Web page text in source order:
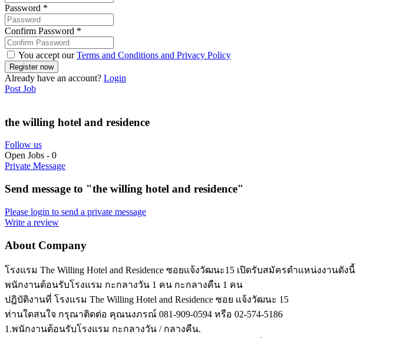
Password *
Confirm Password *
You accept ourTerms and Conditions and Privacy Policy
Already have an account? Login
Post Job
the willing hotel and residence
Follow us
Open Jobs - 0
Private Message
Send message to "the willing hotel and residence"
Please login to send a private message
Write a review
About Company
โรงแรม The Willing Hotel and Residence ซอยแจ้งวัฒนะ15 เปิดรับสมัครตำแหน่งงานดังนี้
พนักงานต้อนรับโรงแรม กะกลางวัน 1 คน กะกลางคืน 1 คน
ปฎิบัติงานที่ โรงแรม The Willing Hotel and Residence ซอย แจ้งวัฒนะ 15
ท่านใดสนใจ กรุณาติดต่อ คุณนงภรณ์ 081-909-0594 หรือ 02-574-5186
1.พนักงานต้อนรับโรงแรม กะกลางวัน / กลางคืน.